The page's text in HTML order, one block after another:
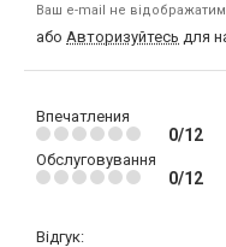
Ваш e-mail не
або Авторизуйтесь для
Впечатления
0/12
Обслуговування
0/12
Відгук: